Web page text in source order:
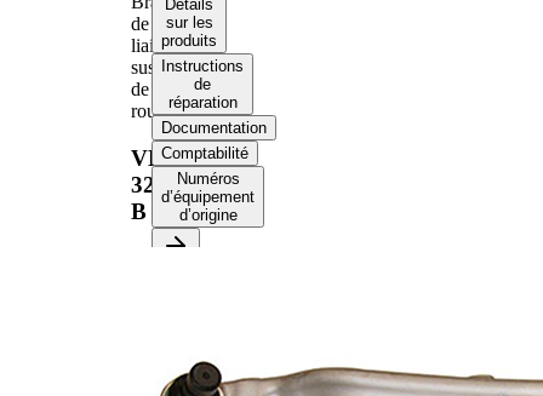
de
liaison,
suspension
de
roue
VKDS
327512
B
Détails
sur les
produits
Instructions
de
réparation
Documentation
Comptabilité
Numéros
d’équipement
d’origine
Type de bras
oscillant
oscillant